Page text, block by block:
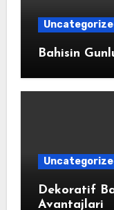
Bahisin
Dekoratif
Avantajlari